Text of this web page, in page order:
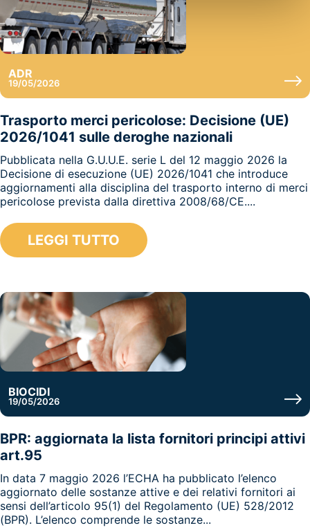
ADR
19/05/2026
Trasporto merci pericolose: Decisione (UE)
2026/1041 sulle deroghe nazionali
Pubblicata nella G.U.U.E. serie L del 12 maggio 2026 la
Decisione di esecuzione (UE) 2026/1041 che introduce
aggiornamenti alla disciplina del trasporto interno di merci
pericolose prevista dalla direttiva 2008/68/CE....
LEGGI TUTTO
BIOCIDI
19/05/2026
BPR: aggiornata la lista fornitori principi attivi
art.95
In data 7 maggio 2026 l’ECHA ha pubblicato l’elenco
aggiornato delle sostanze attive e dei relativi fornitori ai
sensi dell’articolo 95(1) del Regolamento (UE) 528/2012
(BPR). L’elenco comprende le sostanze...